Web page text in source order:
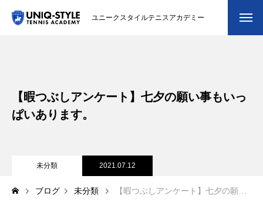
ユニークスタイルテニスアカデミー
スクール紹介・コーチ紹介
ブログ
アクセス
【暇つぶしアンケート】七夕の願い事もいっ
ぱいあります。
未分類 2021.07.12
ブログ 未分類 【暇つぶしアンケート】七夕の願い事もいっぱいあります。